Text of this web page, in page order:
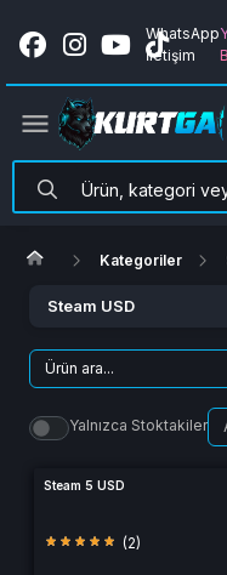
WhatsApp
İletişim
Kategoriler
Steam USD
Yalnızca Stoktakiler
Steam 5 USD
(2)